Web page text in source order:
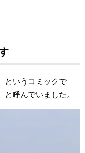
というコミックで
呼んでいました。